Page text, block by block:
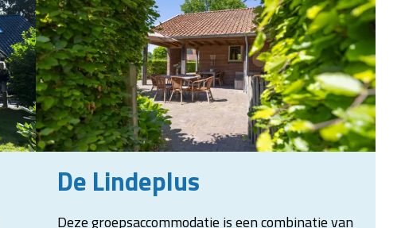
De Lindeplus
Deze groepsaccommodatie is een combinatie van